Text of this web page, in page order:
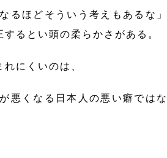
ほどそういう考えもあるな」
るとい頭の柔らかさがある。
にくいのは、
悪くなる日本人の悪い癖ではな